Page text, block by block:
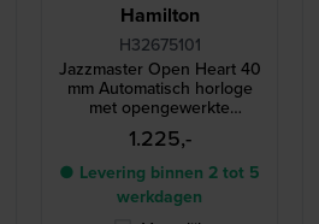
Hamilton
H32675101
Jazzmaster Open Heart 40
mm Automatisch horloge
met opengewerkte
wijzerplaat
1.225,-
● Levering binnen 2 tot 5
werkdagen